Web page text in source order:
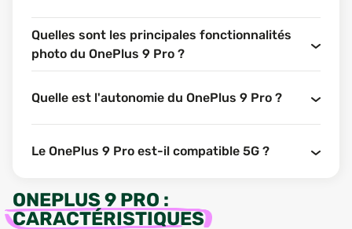
Quelles sont les principales fonctionnalités
photo du OnePlus 9 Pro ?
Quelle est l'autonomie du OnePlus 9 Pro ?
Le OnePlus 9 Pro est-il compatible 5G ?
ONEPLUS 9 PRO :
CARACTÉRISTIQUES